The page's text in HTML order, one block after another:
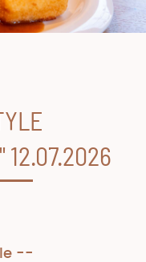
Events
12.07.2026
--